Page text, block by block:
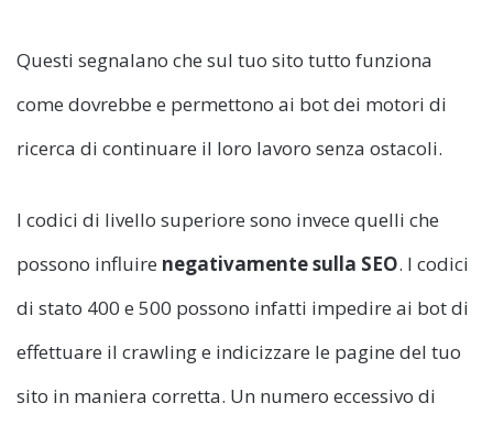
Questi segnalano che sul tuo sito tutto funziona
come dovrebbe e permettono ai bot dei motori di
ricerca di continuare il loro lavoro senza ostacoli.
I codici di livello superiore sono invece quelli che
possono influire negativamente sulla SEO. I codici
di stato 400 e 500 possono infatti impedire ai bot di
effettuare il crawling e indicizzare le pagine del tuo
sito in maniera corretta. Un numero eccessivo di